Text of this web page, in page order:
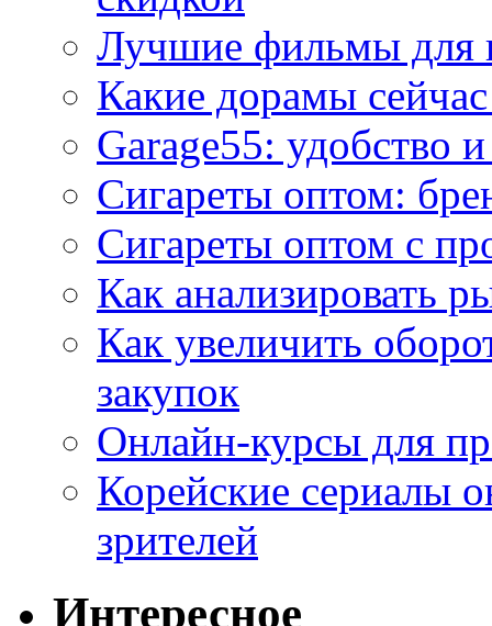
Лучшие фильмы для
Какие дорамы
Garage55: удобство
Сигареты оптом:
Сигареты оптом с
Как анализировать
Как увеличить
закупок
Онлайн-курсы для
Корейские сериалы
зрителей
Интересное